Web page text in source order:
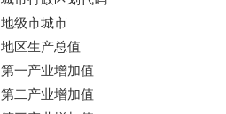
地级市城市
地区生产总值
第一产业增加值
第二产业增加值